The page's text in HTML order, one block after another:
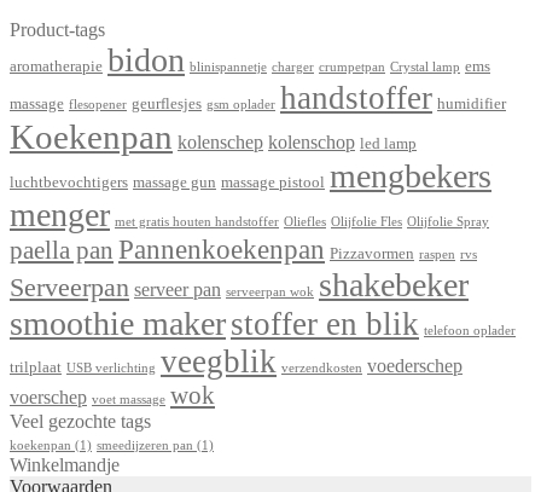
Product-tags
aromatherapie bidon blinispannetje charger crumpetpan Crystal lamp ems
massage flesopener geurflesjes gsm oplader handstoffer humidifier
Koekenpan kolenschep kolenschop led lamp
luchtbevochtigers massage gun massage pistool mengbekers
menger met gratis houten handstoffer Oliefles Olijfolie Fles Olijfolie Spray
paella pan Pannenkoekenpan Pizzavormen raspen rvs
Serveerpan serveer pan serveerpan wok shakebeker
smoothie makerstoffer en blik telefoon oplader
trilplaat USB verlichting veegblik verzendkosten voederschep
voerschep voet massage wok
Veel gezochte tags
koekenpan (1) smeedijzeren pan (1)
Winkelmandje
Voorwaarden